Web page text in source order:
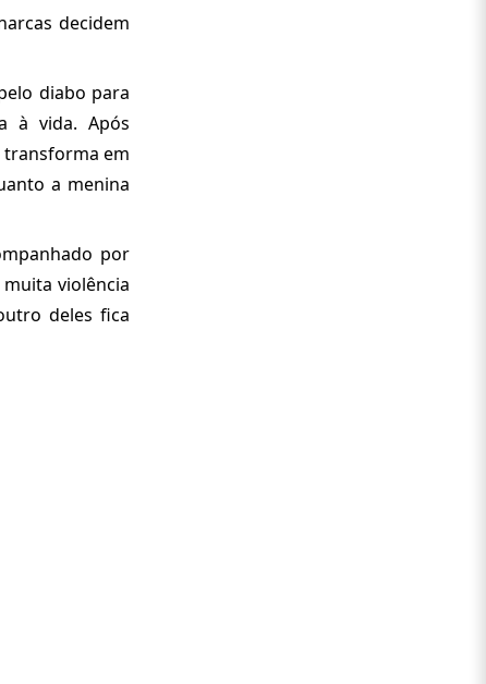
decidem
diabo para
à vida. Após
transforma em
a menina
por
violência
deles fica